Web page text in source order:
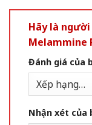
Hãy là người
Melammine
Đánh giá của
Nhận xét của